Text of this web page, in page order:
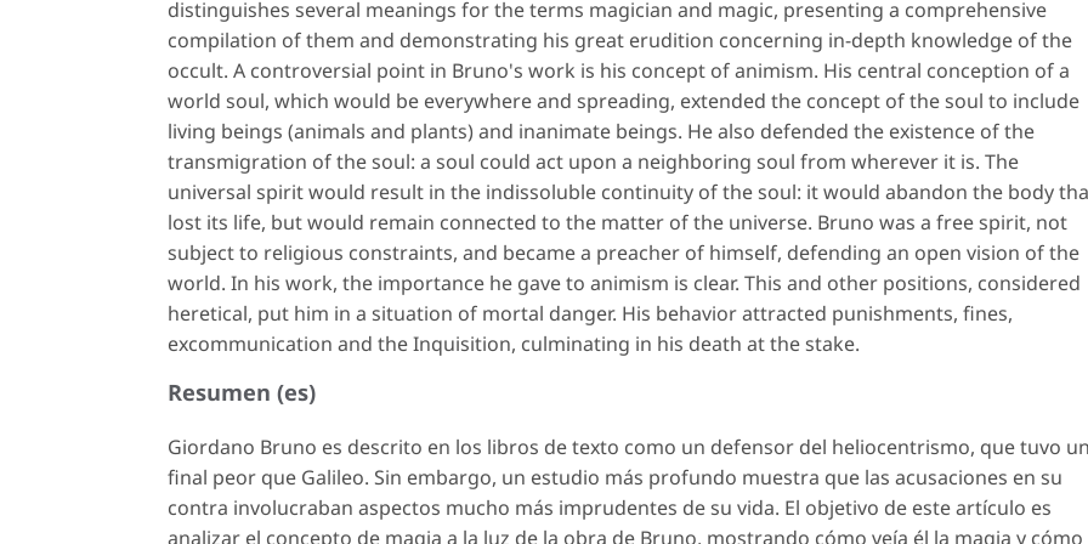
distinguishes several meanings for the terms magician and magic, presenting a comprehensive
compilation of them and demonstrating his great erudition concerning in-depth knowledge of the
occult. A controversial point in Bruno's work is his concept of animism. His central conception of a
world soul, which would be everywhere and spreading, extended the concept of the soul to include
living beings (animals and plants) and inanimate beings. He also defended the existence of the
transmigration of the soul: a soul could act upon a neighboring soul from wherever it is. The
universal spirit would result in the indissoluble continuity of the soul: it would abandon the body
lost its life, but would remain connected to the matter of the universe. Bruno was a free spirit, not
subject to religious constraints, and became a preacher of himself, defending an open vision of the
world. In his work, the importance he gave to animism is clear. This and other positions, considered
heretical, put him in a situation of mortal danger. His behavior attracted punishments, fines,
excommunication and the Inquisition, culminating in his death at the stake.
Resumen (es)
Giordano Bruno es descrito en los libros de texto como un defensor del heliocentrismo, que tuvo
final peor que Galileo. Sin embargo, un estudio más profundo muestra que las acusaciones en su
contra involucraban aspectos mucho más imprudentes de su vida. El objetivo de este artículo es
analizar el concepto de magia a la luz de la obra de Bruno, mostrando cómo veía él la magia y cómo